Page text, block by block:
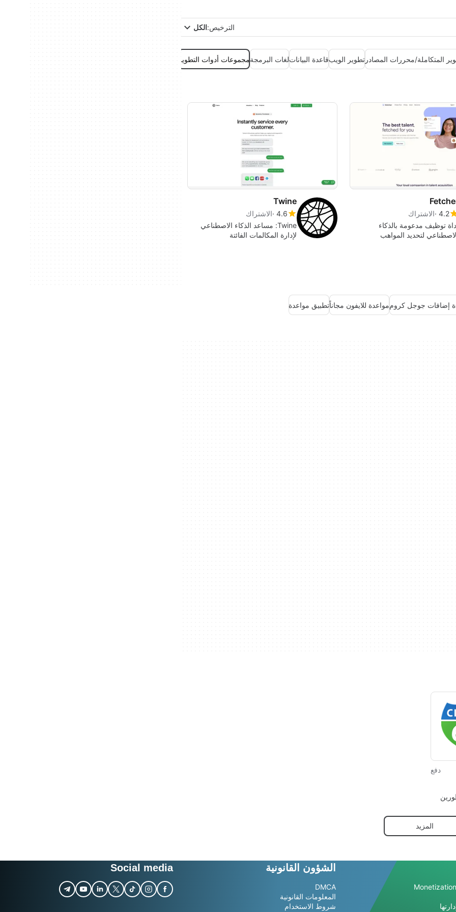
الترخيص:الكل
المتكاملة/محررات المصادر تطوير الويبقاعدة البياناتلغات البرمجةمجموعات أدوات التطوير
4.2 الاشتراك
توظيف مدعومة بالذكاء
لتحديد المواهب
Twine
4.6 الاشتراك
Twine: مساعد الذكاء الاصطناعي
لإدارة المكالمات الفائتة
إضافات جوجل كروممواعدة للايفون مجاناًتطبيق مواعدة
دفع
المزيد
الشؤون القانونية
DMCA
المعلومات القانونية
شروط الاستخدام
Social media